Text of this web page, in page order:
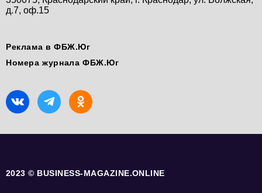
д.7, оф.15
Реклама в ФБЖ.Юг
Номера журнала ФБЖ.Юг
2023 © BUSINESS-MAGAZINE.ONLINE